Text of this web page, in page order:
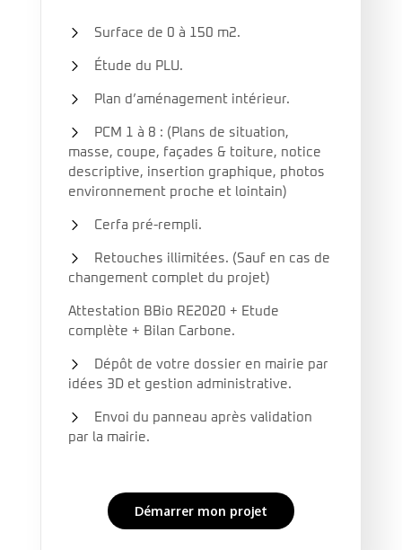
Surface de 0 à 150 m2.
Étude du PLU.
Plan d’aménagement intérieur.
PCM 1 à 8 : (Plans de situation,
masse, coupe, façades & toiture, notice
descriptive, insertion graphique, photos
environnement proche et lointain)
Cerfa pré-rempli.
Retouches illimitées. (Sauf en cas de
changement complet du projet)
Attestation BBio RE2020 + Etude
complète + Bilan Carbone.
Dépôt de votre dossier en mairie par
idées 3D et gestion administrative.
Envoi du panneau après validation
par la mairie.
Démarrer mon projet